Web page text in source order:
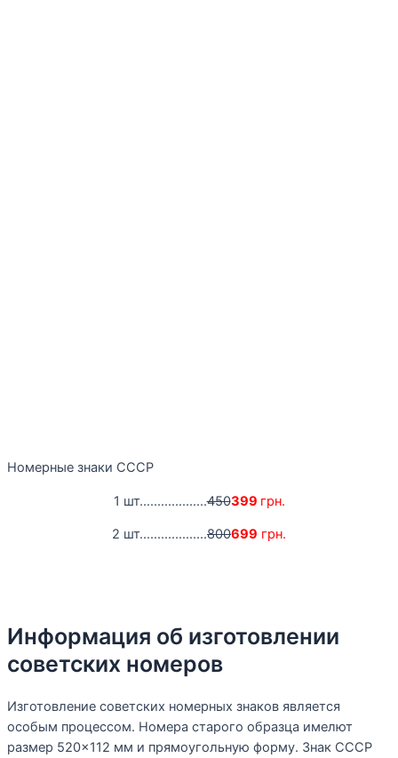
Номерные знаки СССР
1 шт...................450399 грн.
2 шт...................800699 грн.
Информация об изготовлении
советских номеров
Изготовление советских номерных знаков является
особым процессом. Номера старого образца имелют
размер 520×112 мм и прямоугольную форму. Знак СССР